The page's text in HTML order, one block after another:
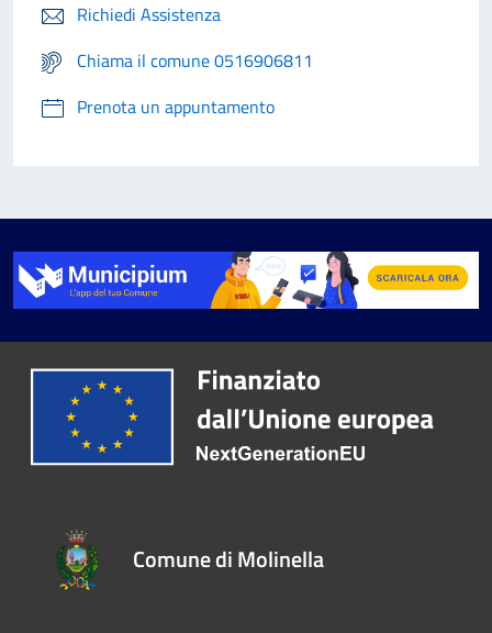
Richiedi Assistenza
Chiama il comune 0516906811
Prenota un appuntamento
Comune di Molinella